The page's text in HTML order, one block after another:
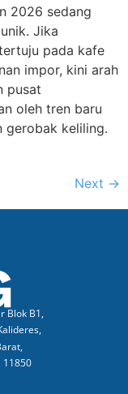
2026 sedang
Jika
pada kafe
impor, kini arah
pusat
oleh tren baru
gerobak keliling.
Next →
Blok B1,
11850